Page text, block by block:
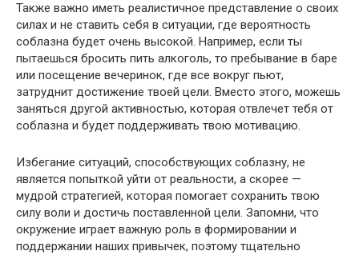
Также важно иметь реалистичное представление о своих
силах и не ставить себя в ситуации, где вероятность
соблазна будет очень высокой. Например, если ты
пытаешься бросить пить алкоголь, то пребывание в баре
или посещение вечеринок, где все вокруг пьют,
затруднит достижение твоей цели. Вместо этого, можешь
заняться другой активностью, которая отвлечет тебя от
соблазна и будет поддерживать твою мотивацию.
Избегание ситуаций, способствующих соблазну, не
является попыткой уйти от реальности, а скорее —
мудрой стратегией, которая помогает сохранить твою
силу воли и достичь поставленной цели. Запомни, что
окружение играет важную роль в формировании и
поддержании наших привычек, поэтому тщательно